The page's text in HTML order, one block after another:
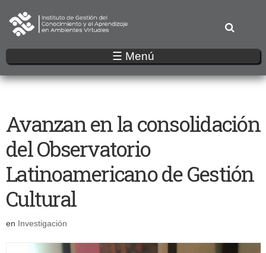
al
contenido
principal
☰ Menú
Avanzan en la consolidación
del Observatorio
Latinoamericano de Gestión
Cultural
en Investigación